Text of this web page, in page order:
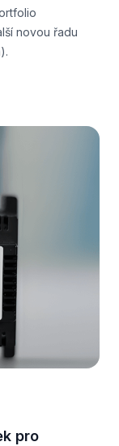
novou řadu
pro